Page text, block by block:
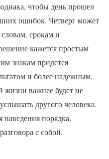
чтобы день прошел
ошибок. Четверг может
срокам и
кажется простым
знакам придется
и более надежным,
важнее будет не
другого человека.
наведения порядка,
с собой.